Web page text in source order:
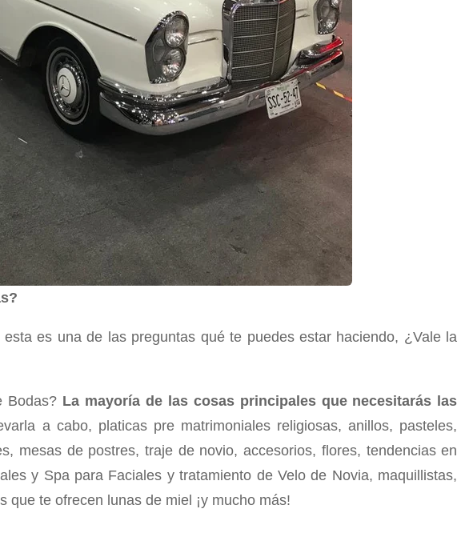
es una de las preguntas qué te puedes estar haciendo, ¿Vale la
Bodas? La mayoría de las cosas principales que necesitarás las
a cabo, platicas pre matrimoniales religiosas, anillos, pasteles,
mesas de postres, traje de novio, accesorios, flores, tendencias en
y Spa para Faciales y tratamiento de Velo de Novia, maquillistas,
que te ofrecen lunas de miel ¡y mucho más!